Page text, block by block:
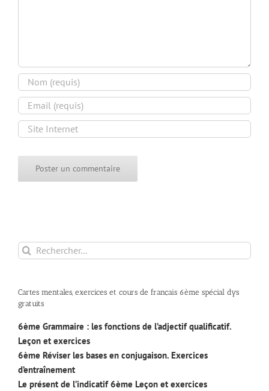
Rechercher:
Cartes mentales, exercices et cours de français 6ème spécial dys
gratuits
6ème Grammaire : les fonctions de l’adjectif qualificatif.
Leçon et exercices
6ème Réviser les bases en conjugaison. Exercices
d’entraînement
Le présent de l’indicatif 6ème Leçon et exercices